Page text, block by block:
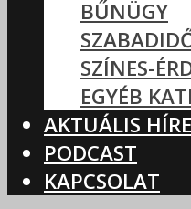
BŰNÜGY
SZÍNES-
EGYÉB
AKTUÁLIS
PODCAST
KAPCSOLAT